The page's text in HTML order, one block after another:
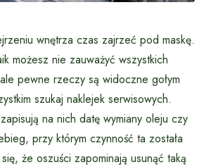
wnętrza czas zajrzeć pod maskę.
możesz nie zauważyć wszystkich
pewne rzeczy są widoczne gołym
szukaj naklejek serwisowych.
na nich datę wymiany oleju czy
przy którym czynność ta została
że oszuści zapominają usunąć taką